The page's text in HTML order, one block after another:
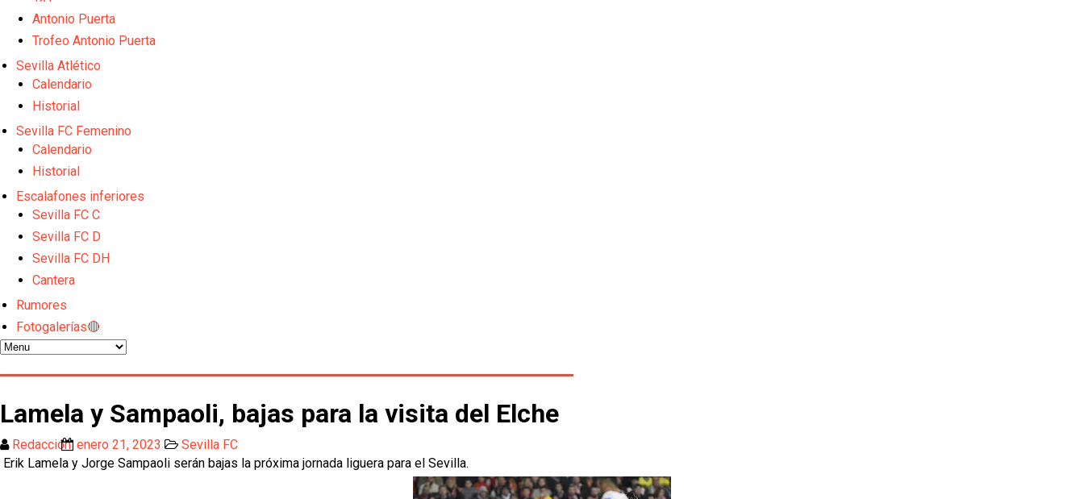
El Sevilla FC empieza a inscribir a los nuevos fichajes
Opinión | "Carta abierta a Alberto Flores" por Rafa García
Análisis I Quién es y cómo juega Fran González
Miguel Sierra: La temporada pasada se vio reflejado que podemos tirar para delante y trabajamos con ilusión
Diomande ya es madridista mientras Rodri agita el mercado
Antonio Puerta
Trofeo Antonio Puerta
Sevilla Atlético
Calendario
Historial
Sevilla FC Femenino
Calendario
Historial
Escalafones inferiores
Sevilla FC C
Sevilla FC D
Sevilla FC DH
Cantera
Rumores
Fotogalerías🔴
Lamela y Sampaoli, bajas para la visita del Elche
Redacción enero 21, 2023
Sevilla FC
Erik Lamela y Jorge Sampaoli serán bajas la próxima jornada liguera para el Sevilla.